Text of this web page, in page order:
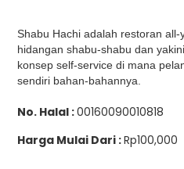
Shabu Hachi adalah restoran
hidangan shabu-shabu dan
konsep self-service di mana
sendiri bahan-bahannya.
No. Halal :00160090010818
Harga Mulai Dari :Rp100,000